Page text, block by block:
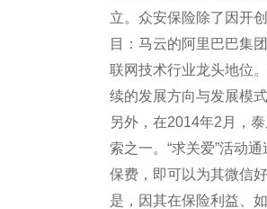
立。众安保险除了因开
目：马云的阿里巴巴集
联网技术行业龙头地位
续的发展方向与发展模
另外，在2014年2月，
索之一。“求关爱”活动
保费，即可以为其微信
是，因其在保险利益、